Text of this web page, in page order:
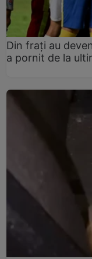
Din frați au
a pornit de la